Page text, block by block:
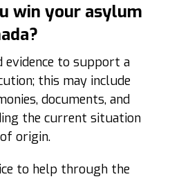
win your asylum
evidence to support a
this may include
documents, and
the current situation
origin.
to help through the